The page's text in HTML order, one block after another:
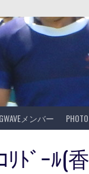
メンバー
ﾘﾄﾞｰﾙ(